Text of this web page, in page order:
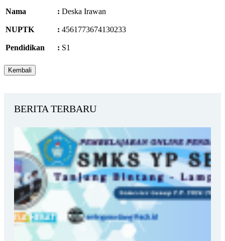
Nama : Deska Irawan
NUPTK : 4561773674130233
Pendidikan : S1
BERITA TERBARU